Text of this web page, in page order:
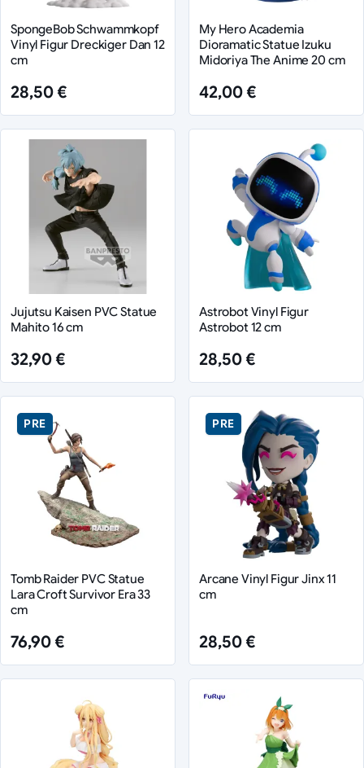
SpongeBob Schwammkopf
Vinyl Figur Dreckiger Dan 12
cm
28,50 €
My Hero Academia
Dioramatic Statue Izuku
Midoriya The Anime 20 cm
42,00 €
Jujutsu Kaisen PVC Statue
Mahito 16 cm
32,90 €
Astrobot Vinyl Figur
Astrobot 12 cm
28,50 €
PRE
Tomb Raider PVC Statue
Lara Croft Survivor Era 33
cm
76,90 €
PRE
Arcane Vinyl Figur Jinx 11
cm
28,50 €